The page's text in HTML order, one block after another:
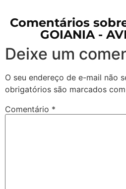
Comentários
GOIANIA -
Deixe um
O seu endereço de e-mail não
obrigatórios são marcados com
Comentário *